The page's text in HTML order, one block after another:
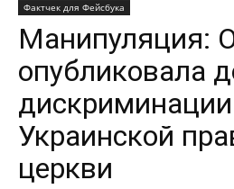
Фактчек для Фейсбука
Манипуляция:
опубликовала
дискриминации
Украинской
церкви